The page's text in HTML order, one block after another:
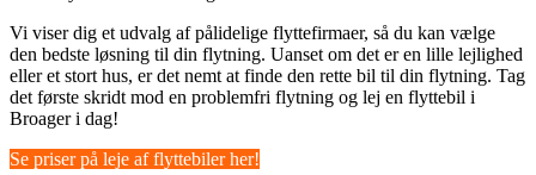
Vi viser dig et udvalg af pålidelige flyttefirmaer, så du kan vælge
den bedste løsning til din flytning. Uanset om det er en lille lejlighed
eller et stort hus, er det nemt at finde den rette bil til din flytning. Tag
det første skridt mod en problemfri flytning og lej en flyttebil i
Broager i dag!
Se priser på leje af flyttebiler her!